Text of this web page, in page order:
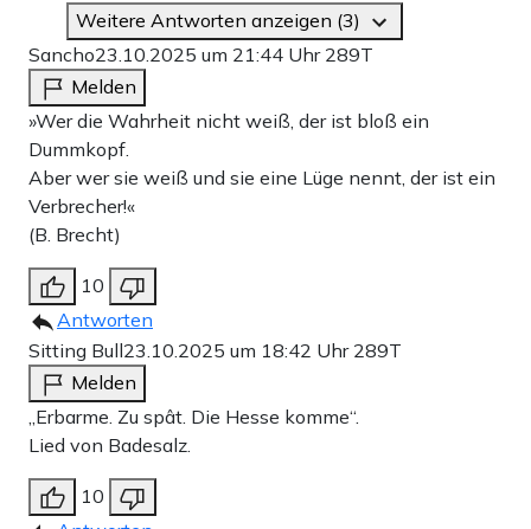
Weitere Antworten anzeigen (3)
Sancho23.10.2025 um 21:44 Uhr 289T
Melden
»Wer die Wahrheit nicht weiß, der ist bloß ein
Dummkopf.
Aber wer sie weiß und sie eine Lüge nennt, der ist ein
Verbrecher!«
(B. Brecht)
10
Antworten
Sitting Bull23.10.2025 um 18:42 Uhr 289T
Melden
„Erbarme. Zu spât. Die Hesse komme“.
Lied von Badesalz.
10